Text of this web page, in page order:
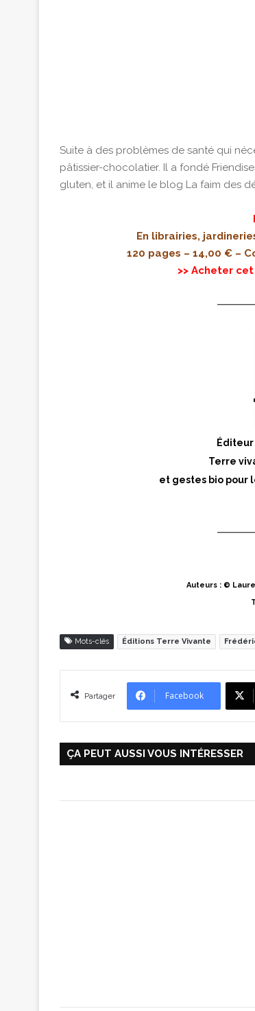
Suite à des problèmes de santé qui
pâtissier-chocolatier. Il a fondé
gluten, et il anime le blog La faim des
En librairies,
120 pages – 14,00 € –
>> Acheter
Terre
et gestes bio pour
Auteurs : ©
Mots-clés Éditions Terre Vivante
Partager Facebook
ÇA PEUT AUSSI VOUS INTÉRESSER